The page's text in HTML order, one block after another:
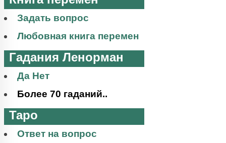
Задать вопрос
Любовная книга перемен
Гадания Ленорман
Да Нет
Более 70 гаданий..
Таро
Ответ на вопрос